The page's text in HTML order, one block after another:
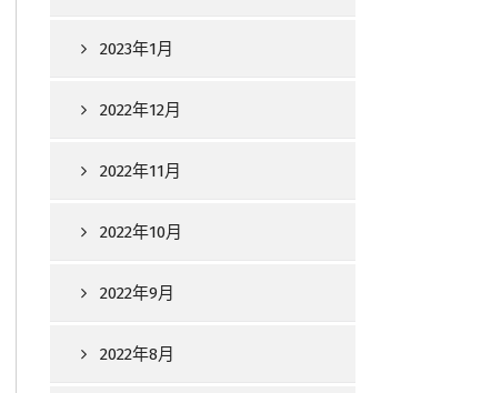
2023年1月
2022年12月
2022年11月
2022年10月
2022年9月
2022年8月